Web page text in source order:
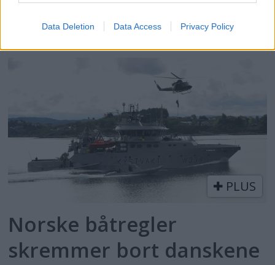
Data Deletion Data Access Privacy Policy
PLUS
Norske båtregler
skremmer bort danskene